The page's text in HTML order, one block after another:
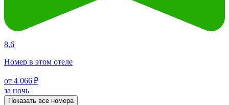
8,6
Номер в этом отеле
от 4 066 ₽
за ночь
Показать все номера